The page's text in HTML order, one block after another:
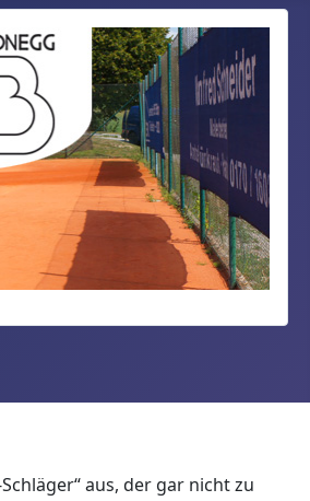
aus, der gar nicht zu